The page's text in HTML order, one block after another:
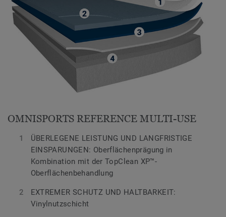
OMNISPORTS REFERENCE MULTI-USE
ÜBERLEGENE LEISTUNG UND LANGFRISTIGE
EINSPARUNGEN: Oberflächenprägung in
Kombination mit der TopClean XP™-
Oberflächenbehandlung
EXTREMER SCHUTZ UND HALTBARKEIT:
Vinylnutzschicht